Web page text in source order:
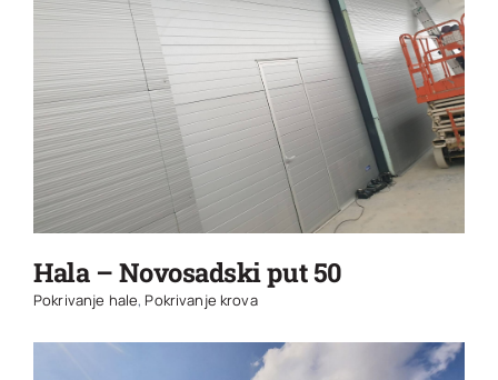
Hala – Novosadski put 50
Pokrivanje hale, Pokrivanje krova